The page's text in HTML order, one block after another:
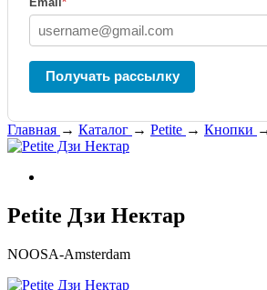
Получать рассылку
Главная → Каталог → Petite → Кнопки
Petite Дзи Нектар
NOOSA-Amsterdam